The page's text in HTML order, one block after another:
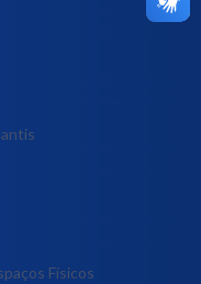
Físicos